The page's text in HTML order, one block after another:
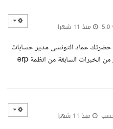
منذ 11 شهرا
حضرتك عماد التونسى مدير حسابات
وتكاليف لاكثر من 19 عام لدى الكثير من الخبرات السابقة من انظمة erp
منذ 11 شهرا